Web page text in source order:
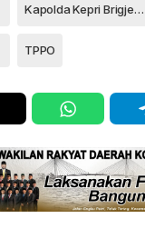
Kapolda Kepri Brigjen Pol Asep Safrudin
TPPO